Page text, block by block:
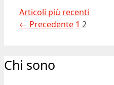
Articoli più recenti
← Precedente Pagina
1 Pagina
2
Chi sono